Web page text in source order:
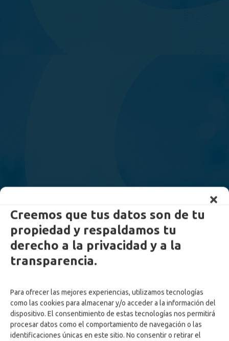
Creemos que tus datos son de tu
propiedad y respaldamos tu
derecho a la privacidad y a la
transparencia.
Para ofrecer las mejores experiencias, utilizamos tecnologías
como las cookies para almacenar y/o acceder a la información del
dispositivo. El consentimiento de estas tecnologías nos permitirá
procesar datos como el comportamiento de navegación o las
identificaciones únicas en este sitio. No consentir o retirar el